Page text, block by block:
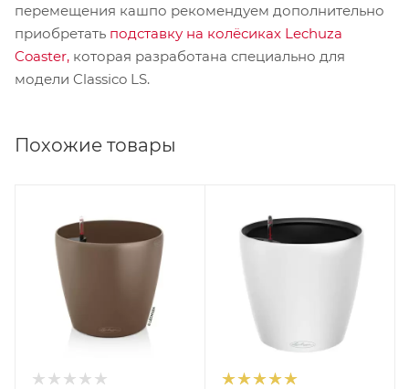
перемещения кашпо рекомендуем дополнительно
приобретать подставку на колёсиках Lechuza
Coaster, которая разработана специально для
модели Classico LS.
Похожие товары